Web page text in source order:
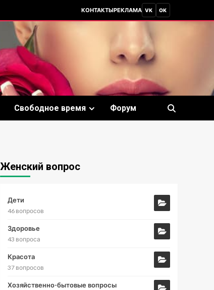
КОНТАКТЫРЕКЛАМА VK OK
Свободное время Форум
Женский вопрос
Дети
46 вопросов
Здоровье
43 вопроса
Красота
37 вопросов
Хозяйственно-бытовые вопросы